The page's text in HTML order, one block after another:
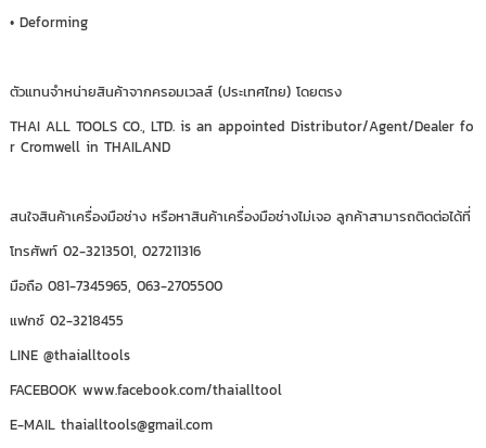
• Deforming
ตัวแทนจำหน่ายสินค้าจากครอมเวลส์ (ประเทศไทย) โดยตรง
THAI ALL TOOLS CO., LTD. is an appointed Distributor/Agent/Dealer fo
r Cromwell in THAILAND
สนใจสินค้าเครื่องมือช่าง หรือหาสินค้าเครื่องมือช่างไม่เจอ ลูกค้าสามารถติดต่อได้ที่
โทรศัพท์ 02-3213501, 027211316
มือถือ 081-7345965, 063-2705500
แฟกซ์ 02-3218455
LINE @thaialltools
FACEBOOK www.facebook.com/thaialltool
E-MAIL thaialltools@gmail.com